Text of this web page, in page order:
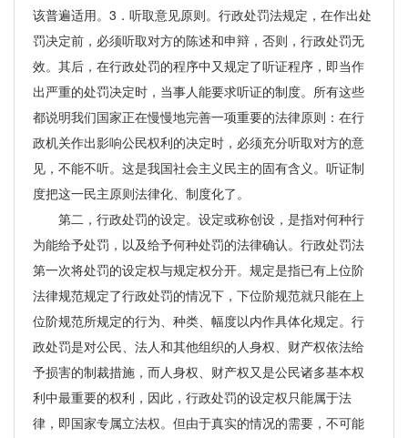
该普遍适用。3．听取意见原则。行政处罚法规定，在作出处
罚决定前，必须听取对方的陈述和申辩，否则，行政处罚无
效。其后，在行政处罚的程序中又规定了听证程序，即当作
出严重的处罚决定时，当事人能要求听证的制度。所有这些
都说明我们国家正在慢慢地完善一项重要的法律原则：在行
政机关作出影响公民权利的决定时，必须充分听取对方的意
见，不能不听。这是我国社会主义民主的固有含义。听证制
度把这一民主原则法律化、制度化了。
第二，行政处罚的设定。设定或称创设，是指对何种行
为能给予处罚，以及给予何种处罚的法律确认。行政处罚法
第一次将处罚的设定权与规定权分开。规定是指已有上位阶
法律规范规定了行政处罚的情况下，下位阶规范就只能在上
位阶规范所规定的行为、种类、幅度以内作具体化规定。行
政处罚是对公民、法人和其他组织的人身权、财产权依法给
予损害的制裁措施，而人身权、财产权又是公民诸多基本权
利中最重要的权利，因此，行政处罚的设定权只能属于法
律，即国家专属立法权。但由于真实的情况的需要，不可能